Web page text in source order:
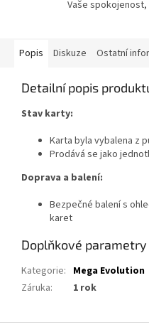
Vaše
Popis Diskuze Ostatní
Detailní popis
Stav karty:
Karta byla vybalena z
Prodává se jako
Doprava a balení:
Bezpečné balení s
karet
Doplňkové parametry
Kategorie: Mega Evolution
Záruka: 1 rok